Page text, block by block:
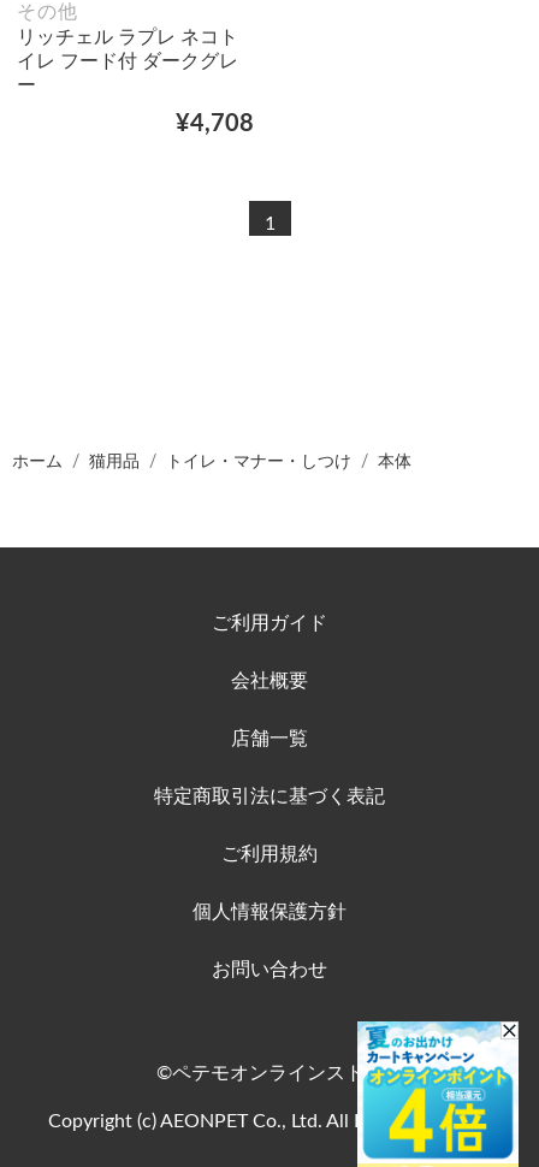
その他
リッチェル ラプレ ネコト
イレ フード付 ダークグレ
ー
¥4,708
1
ホーム 猫用品 トイレ・マナー・しつけ 本体
ご利用ガイド
会社概要
店舗一覧
特定商取引法に基づく表記
ご利用規約
個人情報保護方針
お問い合わせ
©ペテモオンラインストア
Copyright (c) AEONPET Co., Ltd. All Rights Reserved.